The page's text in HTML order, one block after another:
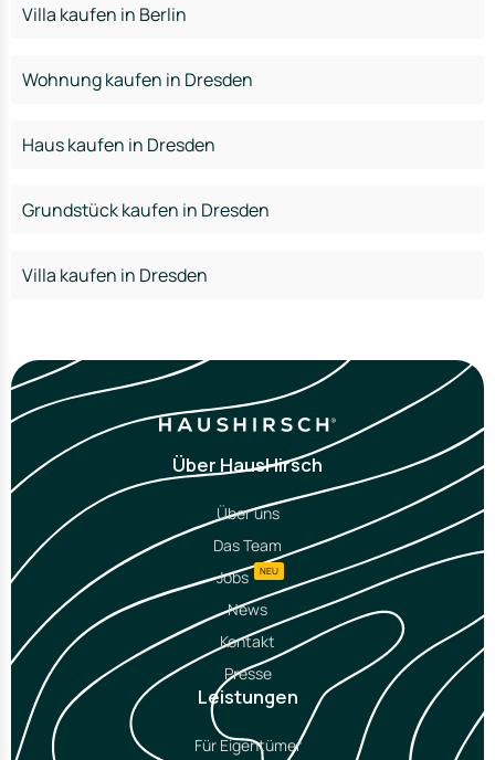
Villa kaufen in Berlin
Wohnung kaufen in Dresden
Haus kaufen in Dresden
Grundstück kaufen in Dresden
Villa kaufen in Dresden
Über HausHirsch
Über uns
Das Team
Jobs
NEU
News
Kontakt
Presse
Leistungen
Für Eigentümer